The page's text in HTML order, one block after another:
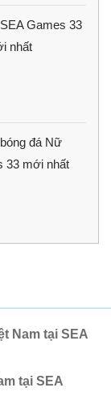
Games 33
nhất
đá Nữ
33 mới nhất
Nam tại SEA
tại SEA